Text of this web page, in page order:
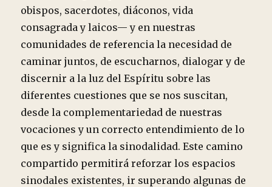
obispos, sacerdotes, diáconos, vida
consagrada y laicos— y en nuestras
comunidades de referencia la necesidad de
caminar juntos, de escucharnos, dialogar y de
discernir a la luz del Espíritu sobre las
diferentes cuestiones que se nos suscitan,
desde la complementariedad de nuestras
vocaciones y un correcto entendimiento de lo
que es y significa la sinodalidad. Este camino
compartido permitirá reforzar los espacios
sinodales existentes, ir superando algunas de